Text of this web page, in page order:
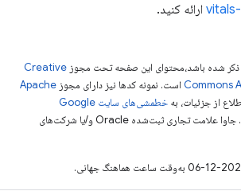
ارائه کنید.
شده باشد،‌محتوای این صفحه تحت مجوزCreative
است. نمونه کدها نیز دارای مجوزApache
جزئیات، به
خطمشی‌های سایت Google
مراجعه کنید. جاوا علامت تجاری ثبت‌شده Oracle و/یا شرکت‌های